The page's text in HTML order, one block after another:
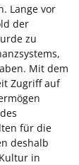
Lange vor
der
zu
Mit dem
Zugriff auf
für die
deshalb
in